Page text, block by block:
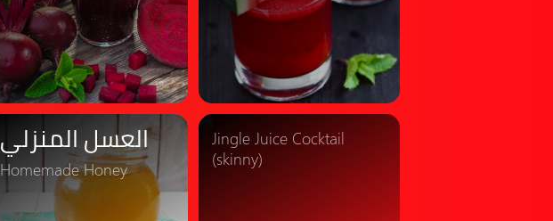
Jingle Juice Cocktail
(skinny)
العسل المنزلي
Homemade Honey